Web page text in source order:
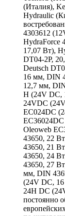
(Италия),
Hydraulic
4303612
HydraForce
17,07 Вт),
DT04-2P,
Deutsch
16 мм, DIN
12,7 мм,
H (24V DC,
24VDC
EC024DC
Oleoweb
43650, 22
43650, 21
43650, 24
43650, 27
мм, DIN
(24V DC,
24H DC
постоянно